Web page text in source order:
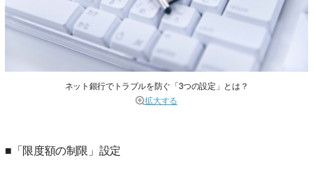
ネット銀行でトラブルを防ぐ「3つの設定」とは？
拡大する
■「限度額の制限」設定